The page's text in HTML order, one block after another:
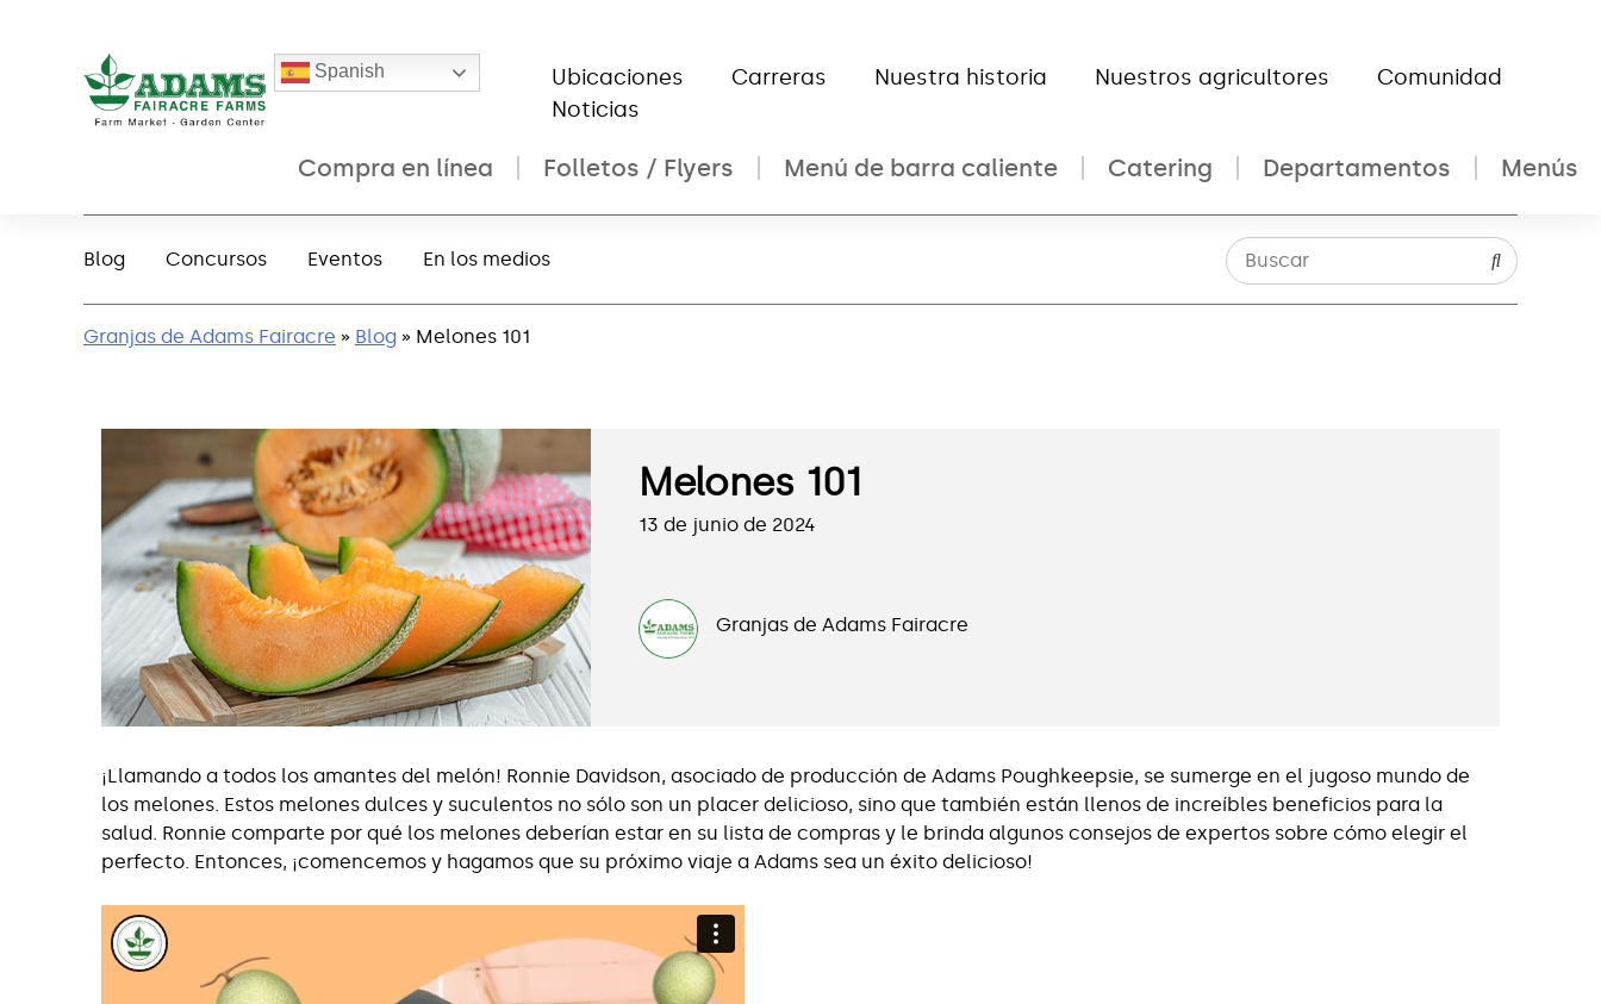
Spanish Ubicaciones Carreras Nuestra historia Nuestros agricultores
Comunidad
Noticias
Compra en línea Folletos / Flyers Menú de barra caliente Catering Departamentos Menús
Blog Concursos Eventos En los medios
Granjas de Adams Fairacre » Blog » Melones 101
Melones 101
13 de junio de 2024
Granjas de Adams Fairacre
¡Llamando a todos los amantes del melón! Ronnie Davidson, asociado de producción de Adams Poughkeepsie, se sumerge en el jugoso mundo de
los melones. Estos melones dulces y suculentos no sólo son un placer delicioso, sino que también están llenos de increíbles beneficios para la
salud. Ronnie comparte por qué los melones deberían estar en su lista de compras y le brinda algunos consejos de expertos sobre cómo elegir el
perfecto. Entonces, ¡comencemos y hagamos que su próximo viaje a Adams sea un éxito delicioso!